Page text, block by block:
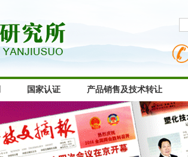
国家认证 产品销售及技术转让